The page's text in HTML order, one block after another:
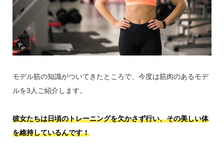
モデル筋の知識がついてきたところで、今度は筋肉のあるモデ
ルを3人ご紹介します。
彼女たちは日頃のトレーニングを欠かさず行い、その美しい体
を維持しているんです！